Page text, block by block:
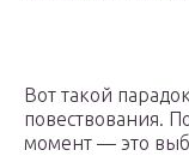
Вот такой
повествования.
момент — это